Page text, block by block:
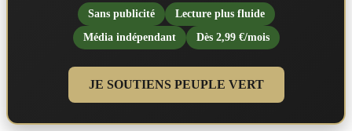
Sans publicité
Lecture plus fluide
Média indépendant
Dès 2,99 €/mois
JE SOUTIENS PEUPLE VERT